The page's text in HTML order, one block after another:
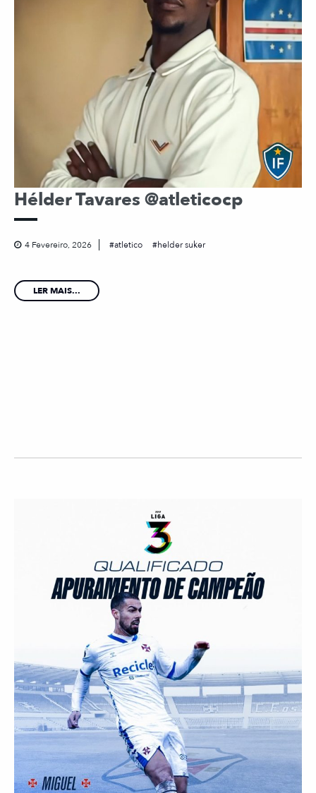
Hélder Tavares @atleticocp
4 Fevereiro, 2026 atletico helder suker
LER MAIS...